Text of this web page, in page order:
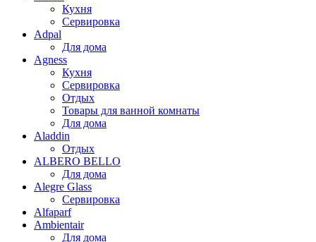
Кухня
Сервировка
Adpal
Для дома
Agness
Кухня
Сервировка
Отдых
Товары для ванной комнаты
Для дома
Aladdin
Отдых
ALBERO BELLO
Для дома
Alegre Glass
Сервировка
Alfaparf
Ambientair
Для дома